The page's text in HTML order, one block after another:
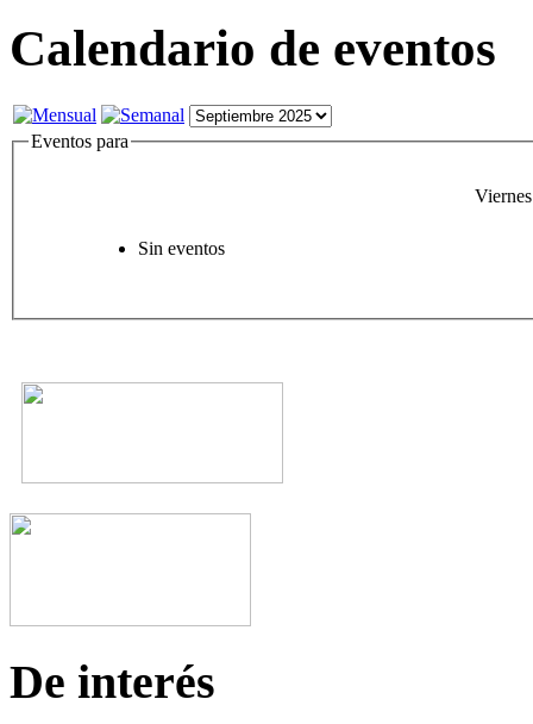
Calendario de eventos
Eventos para
Sin eventos
De interés